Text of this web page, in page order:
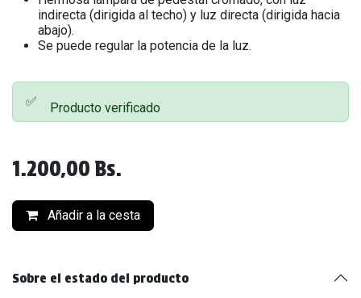
indirecta (dirigida al techo) y luz directa (dirigida hacia
abajo).
Se puede regular la potencia de la luz.
✅ Producto verificado
1.200,00 Bs.
Añadir a la cesta
Sobre el estado del producto